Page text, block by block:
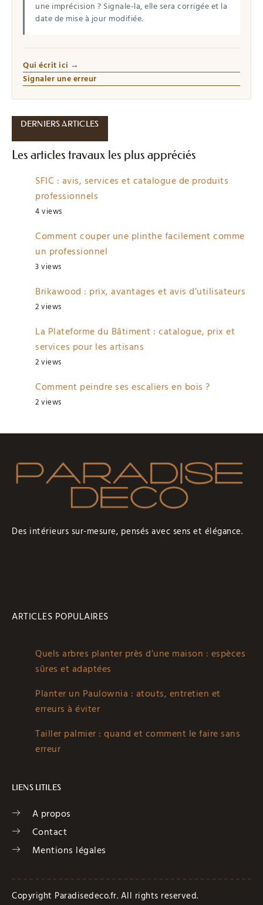
une imprécision ? Signale-la, elle sera corrigée et la
date de mise à jour modifiée.
Qui écrit ici →
Signaler une erreur
DERNIERS ARTICLES
Les articles travaux les plus appréciés
SFIC : avis, services et catalogue de produits
professionnels
4 views
Comment couper une plinthe facilement comme
un professionnel
3 views
Brikawood : prix, avantages et avis d’utilisateurs
2 views
La Plateforme du Bâtiment : catalogue, prix et
services pour les artisans
2 views
Comment peindre ses escaliers en bois ?
2 views
Des intérieurs sur-mesure, pensés avec sens et élégance.
ARTICLES POPULAIRES
Quels arbres planter près d’une maison : espèces
sûres et adaptées
Planter un Paulownia : atouts, entretien et
erreurs à éviter
Tailler palmier : quand et comment le faire sans
erreur
LIENS UTILES
A propos
Contact
Mentions légales
Copyright Paradisedeco.fr. All rights reserved.